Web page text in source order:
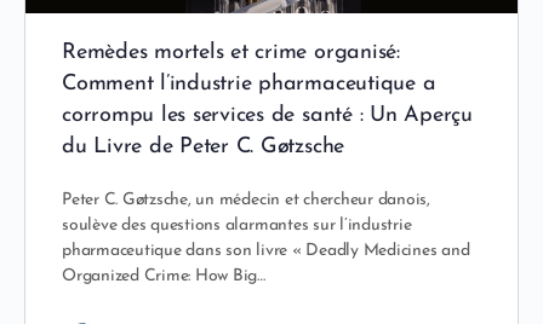
Remèdes mortels et crime organisé:
Comment l’industrie pharmaceutique a
corrompu les services de santé : Un Aperçu
du Livre de Peter C. Gøtzsche
Peter C. Gøtzsche, un médecin et chercheur danois,
soulève des questions alarmantes sur l’industrie
pharmaceutique dans son livre « Deadly Medicines and
Organized Crime: How Big…